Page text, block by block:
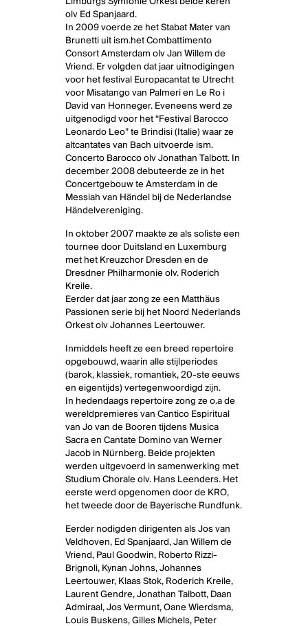
olv Ed Spanjaard.
In 2009 voerde ze het Stabat Mater van
Brunetti uit ism.het Combattimento
Consort Amsterdam olv Jan Willem de
Vriend. Er volgden dat jaar uitnodigingen
voor het festival Europacantat te Utrecht
voor Misatango van Palmeri en Le Ro i
David van Honneger. Eveneens werd ze
uitgenodigd voor het “Festival Barocco
Leonardo Leo” te Brindisi (Italie) waar ze
altcantates van Bach uitvoerde ism.
Concerto Barocco olv Jonathan Talbott. In
december 2008 debuteerde ze in het
Concertgebouw te Amsterdam in de
Messiah van Händel bij de Nederlandse
Händelvereniging.
In oktober 2007 maakte ze als soliste een
tournee door Duitsland en Luxemburg
met het Kreuzchor Dresden en de
Dresdner Philharmonie olv. Roderich
Kreile.
Eerder dat jaar zong ze een Matthäus
Passionen serie bij het Noord Nederlands
Orkest olv Johannes Leertouwer.
Inmiddels heeft ze een breed repertoire
opgebouwd, waarin alle stijlperiodes
(barok, klassiek, romantiek, 20-ste eeuws
en eigentijds) vertegenwoordigd zijn.
In hedendaags repertoire zong ze o.a de
wereldpremieres van Cantico Espiritual
van Jo van de Booren tijdens Musica
Sacra en Cantate Domino van Werner
Jacob in Nürnberg. Beide projekten
werden uitgevoerd in samenwerking met
Studium Chorale olv. Hans Leenders. Het
eerste werd opgenomen door de KRO,
het tweede door de Bayerische Rundfunk.
Eerder nodigden dirigenten als Jos van
Veldhoven, Ed Spanjaard, Jan Willem de
Vriend, Paul Goodwin, Roberto Rizzi-
Brignoli, Kynan Johns, Johannes
Leertouwer, Klaas Stok, Roderich Kreile,
Laurent Gendre, Jonathan Talbott, Daan
Admiraal, Jos Vermunt, Oane Wierdsma,
Louis Buskens, Gilles Michels, Peter